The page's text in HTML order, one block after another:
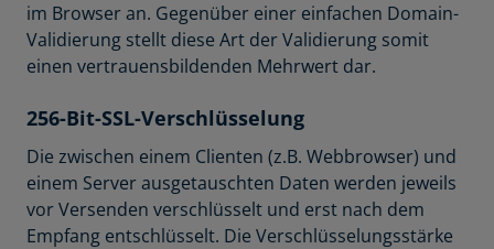
im Browser an. Gegenüber einer einfachen Domain-
Validierung stellt diese Art der Validierung somit
einen vertrauensbildenden Mehrwert dar.
256-Bit-SSL-Verschlüsselung
Die zwischen einem Clienten (z.B. Webbrowser) und
einem Server ausgetauschten Daten werden jeweils
vor Versenden verschlüsselt und erst nach dem
Empfang entschlüsselt. Die Verschlüsselungsstärke